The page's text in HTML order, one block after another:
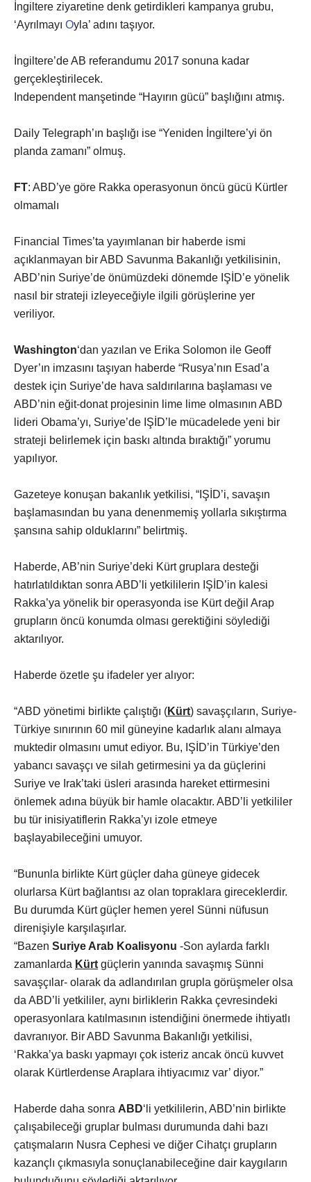
İngiltere ziyaretine denk getirdikleri kampanya grubu,
‘Ayrılmayı Oyla’ adını taşıyor.
İngiltere’de AB referandumu 2017 sonuna kadar
gerçekleştirilecek.
Independent manşetinde “Hayırın gücü” başlığını atmış.
Daily Telegraph’ın başlığı ise “Yeniden İngiltere’yi ön
planda zamanı” olmuş.
FT: ABD’ye göre Rakka operasyonun öncü gücü Kürtler
olmamalı
Financial Times’ta yayımlanan bir haberde ismi
açıklanmayan bir ABD Savunma Bakanlığı yetkilisinin,
ABD’nin Suriye’de önümüzdeki dönemde IŞİD’e yönelik
nasıl bir strateji izleyeceğiyle ilgili görüşlerine yer
veriliyor.
Washington‘dan yazılan ve Erika Solomon ile Geoff
Dyer’ın imzasını taşıyan haberde “Rusya’nın Esad’a
destek için Suriye’de hava saldırılarına başlaması ve
ABD’nin eğit-donat projesinin lime lime olmasının ABD
lideri Obama’yı, Suriye’de IŞİD’le mücadelede yeni bir
strateji belirlemek için baskı altında bıraktığı” yorumu
yapılıyor.
Gazeteye konuşan bakanlık yetkilisi, “IŞİD’i, savaşın
başlamasından bu yana denenmemiş yollarla sıkıştırma
şansına sahip olduklarını” belirtmiş.
Haberde, AB’nin Suriye’deki Kürt gruplara desteği
hatırlatıldıktan sonra ABD’li yetkililerin IŞİD’in kalesi
Rakka’ya yönelik bir operasyonda ise Kürt değil Arap
grupların öncü konumda olması gerektiğini söylediği
aktarılıyor.
Haberde özetle şu ifadeler yer alıyor:
“ABD yönetimi birlikte çalıştığı (Kürt) savaşçıların, Suriye-
Türkiye sınırının 60 mil güneyine kadarlık alanı almaya
muktedir olmasını umut ediyor. Bu, IŞİD’in Türkiye’den
yabancı savaşçı ve silah getirmesini ya da güçlerini
Suriye ve Irak’taki üsleri arasında hareket ettirmesini
önlemek adına büyük bir hamle olacaktır. ABD’li yetkililer
bu tür inisiyatiflerin Rakka’yı izole etmeye
başlayabileceğini umuyor.
“Bununla birlikte Kürt güçler daha güneye gidecek
olurlarsa Kürt bağlantısı az olan topraklara gireceklerdir.
Bu durumda Kürt güçler hemen yerel Sünni nüfusun
direnişiyle karşılaşırlar.
“Bazen Suriye Arab Koalisyonu -Son aylarda farklı
zamanlarda Kürt güçlerin yanında savaşmış Sünni
savaşçılar- olarak da adlandırılan grupla görüşmeler olsa
da ABD’li yetkililer, aynı birliklerin Rakka çevresindeki
operasyonlara katılmasının istendiğini önermede ihtiyatlı
davranıyor. Bir ABD Savunma Bakanlığı yetkilisi,
‘Rakka’ya baskı yapmayı çok isteriz ancak öncü kuvvet
olarak Kürtlerdense Araplara ihtiyacımız var’ diyor.”
Haberde daha sonra ABD‘li yetkililerin, ABD’nin birlikte
çalışabileceği gruplar bulması durumunda dahi bazı
çatışmaların Nusra Cephesi ve diğer Cihatçı grupların
kazançlı çıkmasıyla sonuçlanabileceğine dair kaygıların